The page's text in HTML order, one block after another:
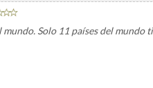
Solo 11 países del mundo